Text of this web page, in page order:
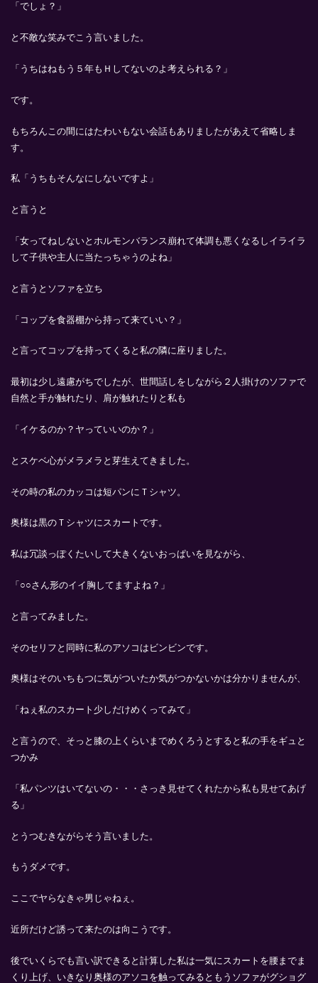
「でしょ？」
と不敵な笑みでこう言いました。
「うちはねもう５年もＨしてないのよ考えられる？」
です。
もちろんこの間にはたわいもない会話もありましたがあえて省略しま
す。
私「うちもそんなにしないですよ」
と言うと
「女ってねしないとホルモンバランス崩れて体調も悪くなるしイライラ
して子供や主人に当たっちゃうのよね」
と言うとソファを立ち
「コップを食器棚から持って来ていい？」
と言ってコップを持ってくると私の隣に座りました。
最初は少し遠慮がちでしたが、世間話しをしながら２人掛けのソファで
自然と手が触れたり、肩が触れたりと私も
「イケるのか？ヤっていいのか？」
とスケベ心がメラメラと芽生えてきました。
その時の私のカッコは短パンにＴシャツ。
奥様は黒のＴシャツにスカートです。
私は冗談っぽくたいして大きくないおっぱいを見ながら、
「○○さん形のイイ胸してますよね？」
と言ってみました。
そのセリフと同時に私のアソコはビンビンです。
奥様はそのいちもつに気がついたか気がつかないかは分かりませんが、
「ねぇ私のスカート少しだけめくってみて」
と言うので、そっと膝の上くらいまでめくろうとすると私の手をギュと
つかみ
「私パンツはいてないの・・・さっき見せてくれたから私も見せてあげ
る」
とうつむきながらそう言いました。
もうダメです。
ここでヤらなきゃ男じゃねぇ。
近所だけど誘って来たのは向こうです。
後でいくらでも言い訳できると計算した私は一気にスカートを腰までま
くり上げ、いきなり奥様のアソコを触ってみるともうソファがグショグ